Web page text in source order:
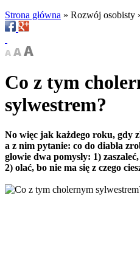
Strona główna » Rozwój osobisty
Co z tym
sylwestrem?
No więc jak każdego roku, gdy
a z nim pytanie: co do diabła
głowie dwa pomysły: 1)
2) olać, bo nie ma się z czego